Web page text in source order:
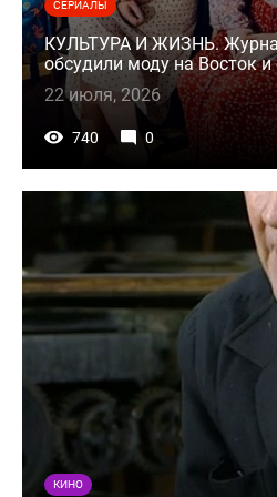
СЕРИАЛЫ
КУЛЬТУРА И ЖИЗНЬ.
обсудили моду на Восток и
22 июля, 2026
740 0
КИНО